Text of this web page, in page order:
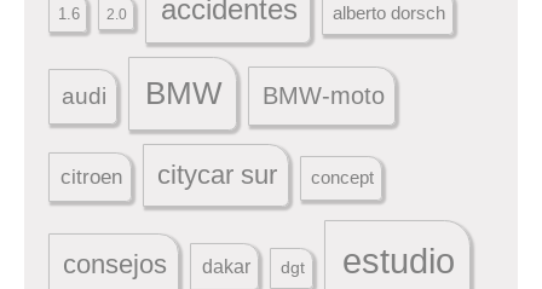
1.6 2.0 accidentes alberto dorsch
audi BMW BMW-moto
citroen citycar sur concept
consejos dakar dgt estudio